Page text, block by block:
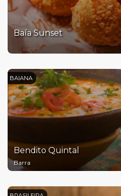
Baía Sunset
BAIANA
Bendito Quintal
Barra